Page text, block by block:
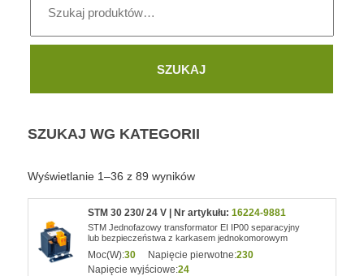
SZUKAJ
SZUKAJ WG KATEGORII
Wyświetlanie 1–36 z 89 wyników
STM 30 230/ 24 V | Nr artykułu:16224-9881
STM Jednofazowy transformator EI IP00 separacyjny
lub bezpieczeństwa z karkasem jednokomorowym
Moc(W):30 Napięcie pierwotne:230
Napięcie wyjściowe:24